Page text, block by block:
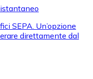
SEPA. Un’opzione
direttamente dal